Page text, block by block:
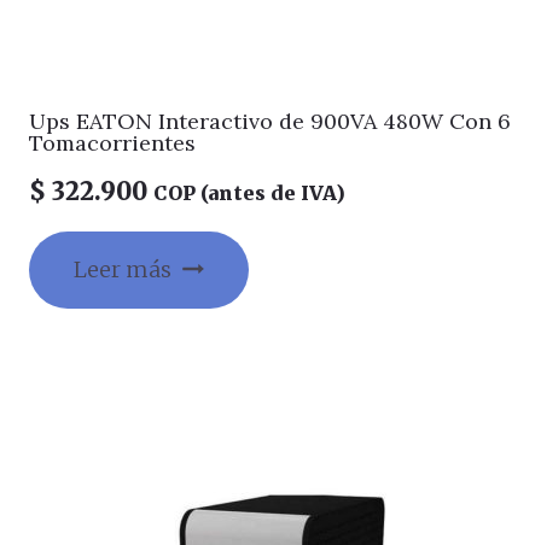
Ups EATON Interactivo de 900VA 480W Con 6
Tomacorrientes
$ 322.900 COP (antes de IVA)
Leer más